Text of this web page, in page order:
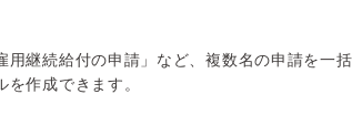
用継続給付の申請」など、複数名の申請を一
作成できます。